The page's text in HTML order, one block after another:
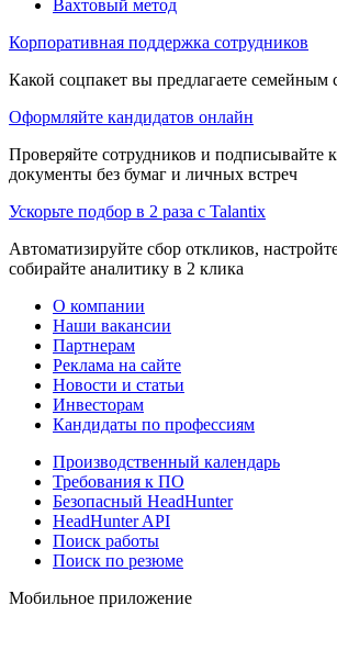
Вахтовый метод
Корпоративная поддержка сотрудников
Какой соцпакет вы предлагаете семейным
Оформляйте кандидатов онлайн
Проверяйте сотрудников и подписывайте
документы без бумаг и личных встреч
Ускорьте подбор в 2 раза с Talantix
Автоматизируйте сбор откликов,
собирайте аналитику в 2 клика
О компании
Наши вакансии
Партнерам
Реклама на сайте
Новости и статьи
Инвесторам
Кандидаты по профессиям
Производственный календарь
Требования к ПО
Безопасный HeadHunter
HeadHunter API
Поиск работы
Поиск по резюме
Мобильное приложение